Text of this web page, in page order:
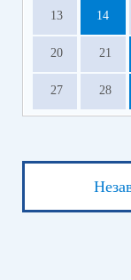
13 14
20 21
27 28